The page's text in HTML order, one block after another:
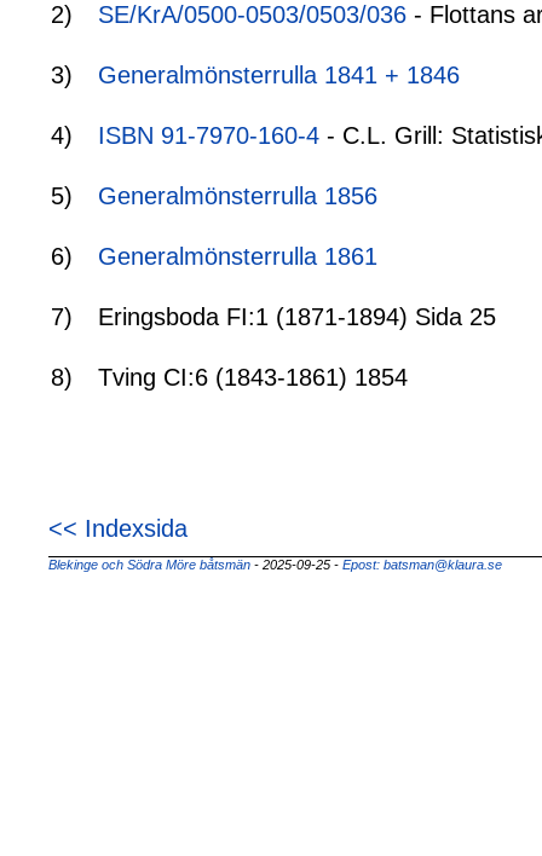
2) SE/KrA/0500-0503/0503/036 - Flottans
3) Generalmönsterrulla 1841 + 1846
4) ISBN 91-7970-160-4 - C.L. Grill:
5) Generalmönsterrulla 1856
6) Generalmönsterrulla 1861
7) Eringsboda FI:1 (1871-1894) Sida 25
8) Tving CI:6 (1843-1861) 1854
<< Indexsida
Blekinge och Södra Möre båtsmän - 2025-09-25 - Epost: batsman@klaura.se